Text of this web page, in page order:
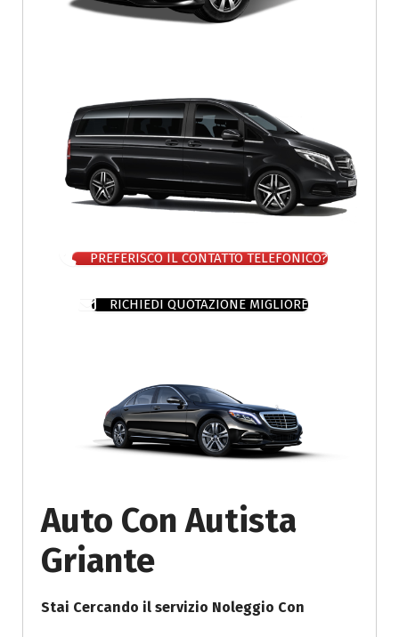
PREFERISCO IL CONTATTO TELEFONICO?
RICHIEDI QUOTAZIONE MIGLIORE
Auto Con Autista
Griante
Stai Cercando il servizio Noleggio Con